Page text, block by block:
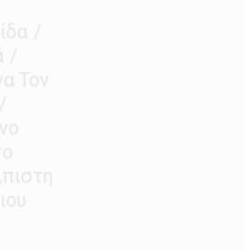
Τον